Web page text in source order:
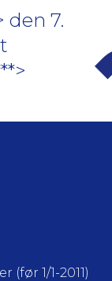
7.
1/1-2011)